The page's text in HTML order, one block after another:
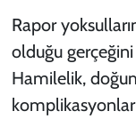
Rapor
olduğu
Hamilelik,